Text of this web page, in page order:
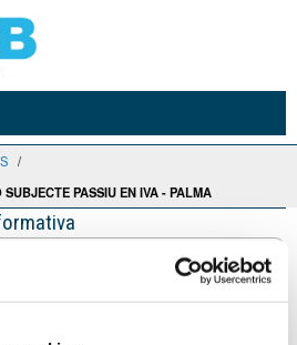
/
PASSIU EN IVA - PALMA
INVERSIÓ
EN IVA - Palma